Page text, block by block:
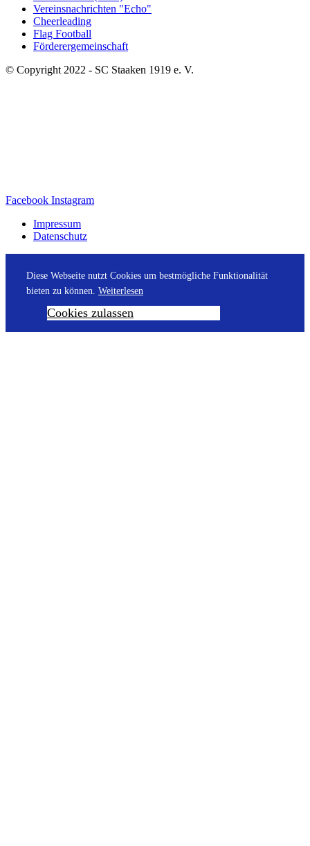
Vereinsnachrichten "Echo"
Cheerleading
Flag Football
Förderergemeinschaft
© Copyright 2022 - SC Staaken 1919 e. V.
Facebook Instagram
Impressum
Datenschutz
Diese Webseite nutzt Cookies um bestmögliche Funktionalität
bieten zu können. Weiterlesen
Cookies zulassen